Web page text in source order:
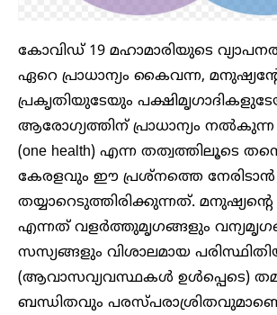
കോവിഡ് 19 മഹാമാരിയുടെ
ഏറെ പ്രാധാന്യം കൈവന്ന,
പ്രകൃതിയുടേയും
ആരോഗ്യത്തിന് പ്രാധാന്യം
(one health) എന്ന തത്വത്തിലൂടെ
കേരളവും ഈ പ്രശ്‌നത്തെ നേരിടാൻ
തയ്യാറെടുത്തിരിക്കുന്നത്.
എന്നത് വളർത്തുമൃഗങ്ങളും
സസ്യങ്ങളും വിശാലമായ
(ആവാസവ്യവസ്ഥകൾ ഉൾപ്പെടെ)
ബന്ധിതവും